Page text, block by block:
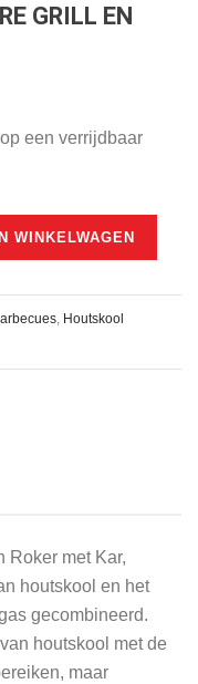
GRILL EN
een verrijdbaar
WINKELWAGEN
Houtskool
Roker met Kar,
houtskool en het
gecombineerd.
houtskool met de
maar